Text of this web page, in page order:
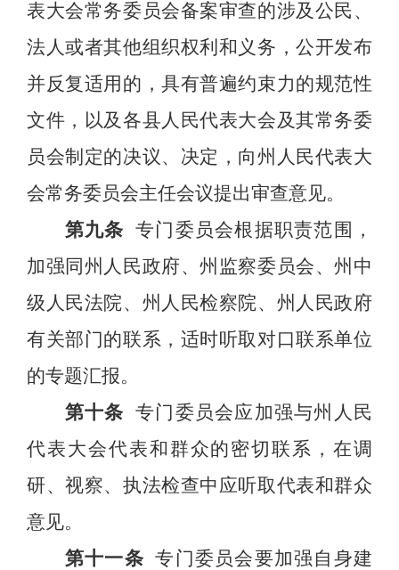
表大会常务委员会备案审查的涉及公民、
法人或者其他组织权利和义务，公开发布
并反复适用的，具有普遍约束力的规范性
文件，以及各县人民代表大会及其常务委
员会制定的决议、决定，向州人民代表大
会常务委员会主任会议提出审查意见。
第九条 专门委员会根据职责范围，
加强同州人民政府、州监察委员会、州中
级人民法院、州人民检察院、州人民政府
有关部门的联系，适时听取对口联系单位
的专题汇报。
第十条 专门委员会应加强与州人民
代表大会代表和群众的密切联系，在调
研、视察、执法检查中应听取代表和群众
意见。
第十一条 专门委员会要加强自身建